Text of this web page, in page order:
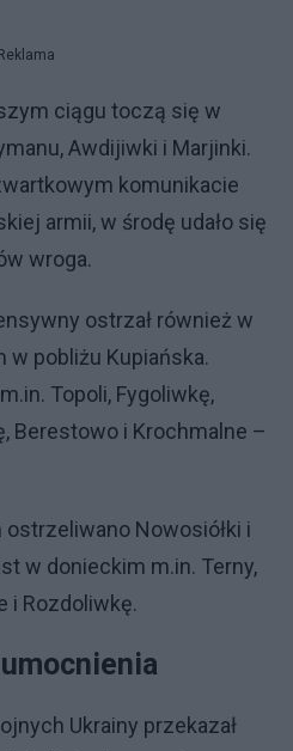
ciągu toczą się w
Awdijiwki i Marjinki.
komunikacie
armii, w środę udało się
wroga.
ostrzał również w
pobliżu Kupiańska.
Topoli, Fygoliwkę,
Berestowo i Krochmalne –
ostrzeliwano Nowosiółki i
w donieckim m.in. Terny,
i Rozdoliwkę.
Ukrainy przekazał